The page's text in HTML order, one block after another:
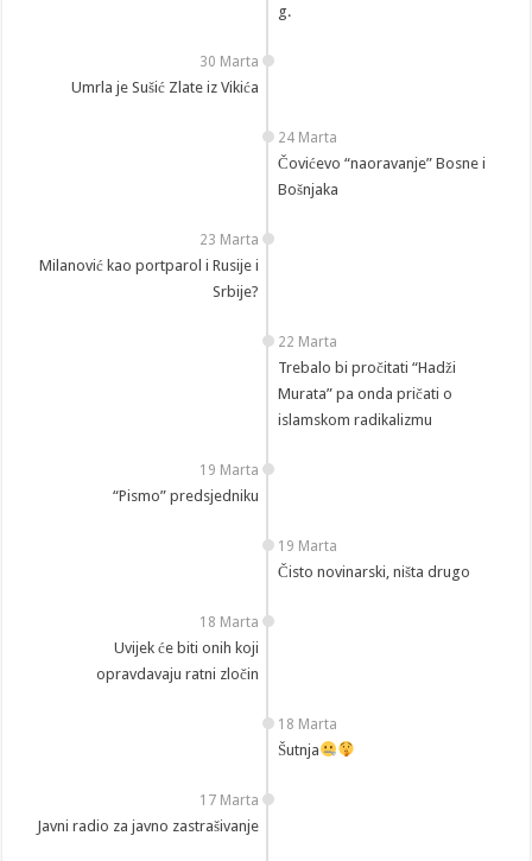
g.
30 Marta
Umrla je Sušić Zlate iz Vikića
24 Marta
Čovićevo “naoravanje” Bosne i
Bošnjaka
23 Marta
Milanović kao portparol i Rusije i
Srbije?
22 Marta
Trebalo bi pročitati “Hadži
Murata” pa onda pričati o
islamskom radikalizmu
19 Marta
“Pismo” predsjedniku
19 Marta
Čisto novinarski, ništa drugo
18 Marta
Uvijek će biti onih koji
opravdavaju ratni zločin
18 Marta
Šutnja
17 Marta
Javni radio za javno zastrašivanje